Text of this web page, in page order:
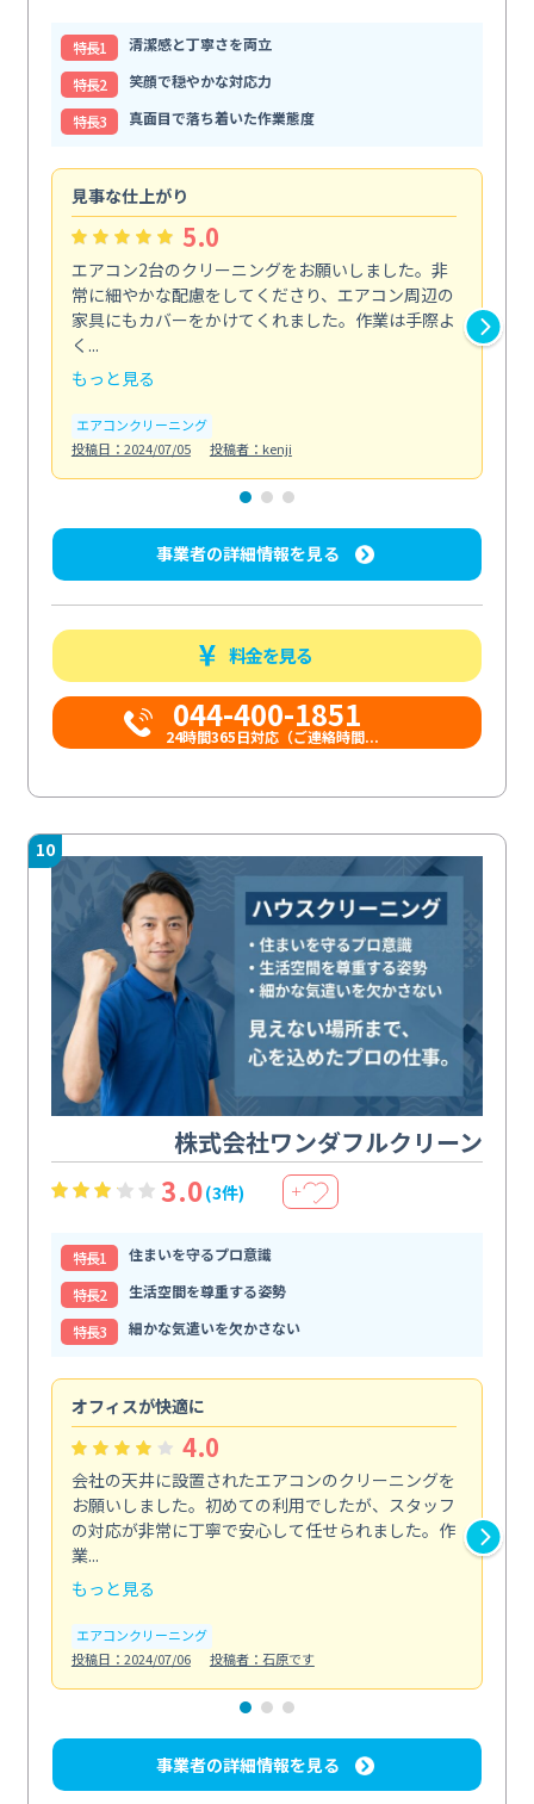
特⻑1
清潔感と丁寧さを両立
特⻑2
笑顔で穏やかな対応力
特⻑3
真面目で落ち着いた作業態度
見事な仕上がり
5.0
エアコン2台のクリーニングをお願いしました。非
常に細やかな配慮をしてくださり、エアコン周辺の
家具にもカバーをかけてくれました。作業は手際よ
く...
もっと見る
エアコンクリーニング
投稿日：2024/07/05
投稿者：kenji
事業者の詳細情報を見る
料金を見る
044-400-1851
​​24時間365日対応（ご連絡時間...
10
株式会社ワンダフルクリーン
3.0(3件) ＋
特⻑1
住まいを守るプロ意識
特⻑2
生活空間を尊重する姿勢
特⻑3
細かな気遣いを欠かさない
オフィスが快適に
4.0
会社の天井に設置されたエアコンのクリーニングを
お願いしました。初めての利用でしたが、スタッフ
の対応が非常に丁寧で安心して任せられました。作
業...
もっと見る
エアコンクリーニング
投稿日：2024/07/06
投稿者：石原です
事業者の詳細情報を見る